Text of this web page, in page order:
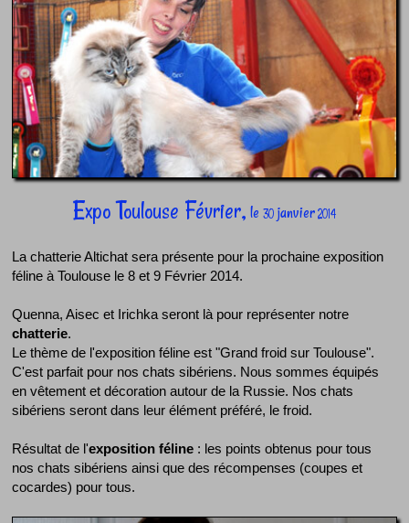
Expo Toulouse Février, le 30janvier2014
La chatterie Altichat sera présente pour la prochaine exposition
féline à Toulouse le 8 et 9 Février 2014.
Quenna, Aisec et Irichka seront là pour représenter notre
chatterie.
Le thème de l'exposition féline est "Grand froid sur Toulouse".
C'est parfait pour nos chats sibériens. Nous sommes équipés
en vêtement et décoration autour de la Russie. Nos chats
sibériens seront dans leur élément préféré, le froid.
Résultat de l'exposition féline : les points obtenus pour tous
nos chats sibériens ainsi que des récompenses (coupes et
cocardes) pour tous.